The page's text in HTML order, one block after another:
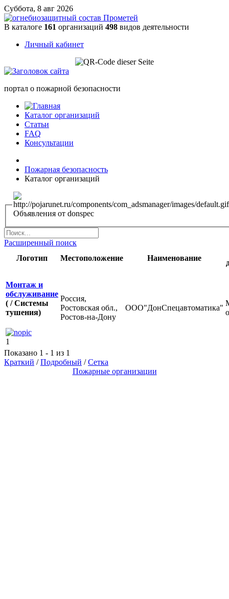
Суббота, 8 авг 2026
В каталоге 161 организаций 498 видов деятельности
Личный кабинет
портал о пожарной безопасности
Каталог организаций
Статьи
FAQ
Консультации
Пожарная безопасность
Каталог организаций
Объявления от donspec
Расширенный поиск
Логотип
Местоположение Наименование
Монтаж и
обслуживание
( / Системы
тушения)
1
Россия,
Ростовская обл.,
Ростов-на-Дону
ООО"ДонСпецавтоматика"
Показано 1 - 1 из 1
Краткий /Подробный /Сетка
Пожарные организации